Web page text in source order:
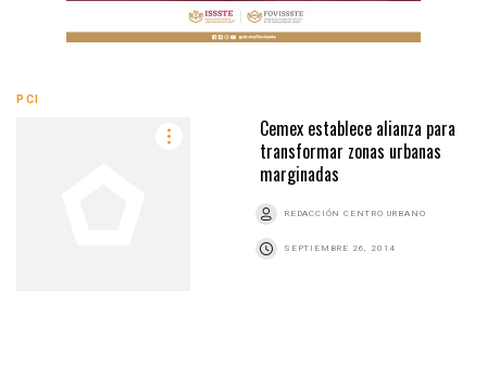
PCI
Cemex establece alianza para
transformar zonas urbanas
marginadas
REDACCIÓN CENTRO URBANO
SEPTIEMBRE 26, 2014